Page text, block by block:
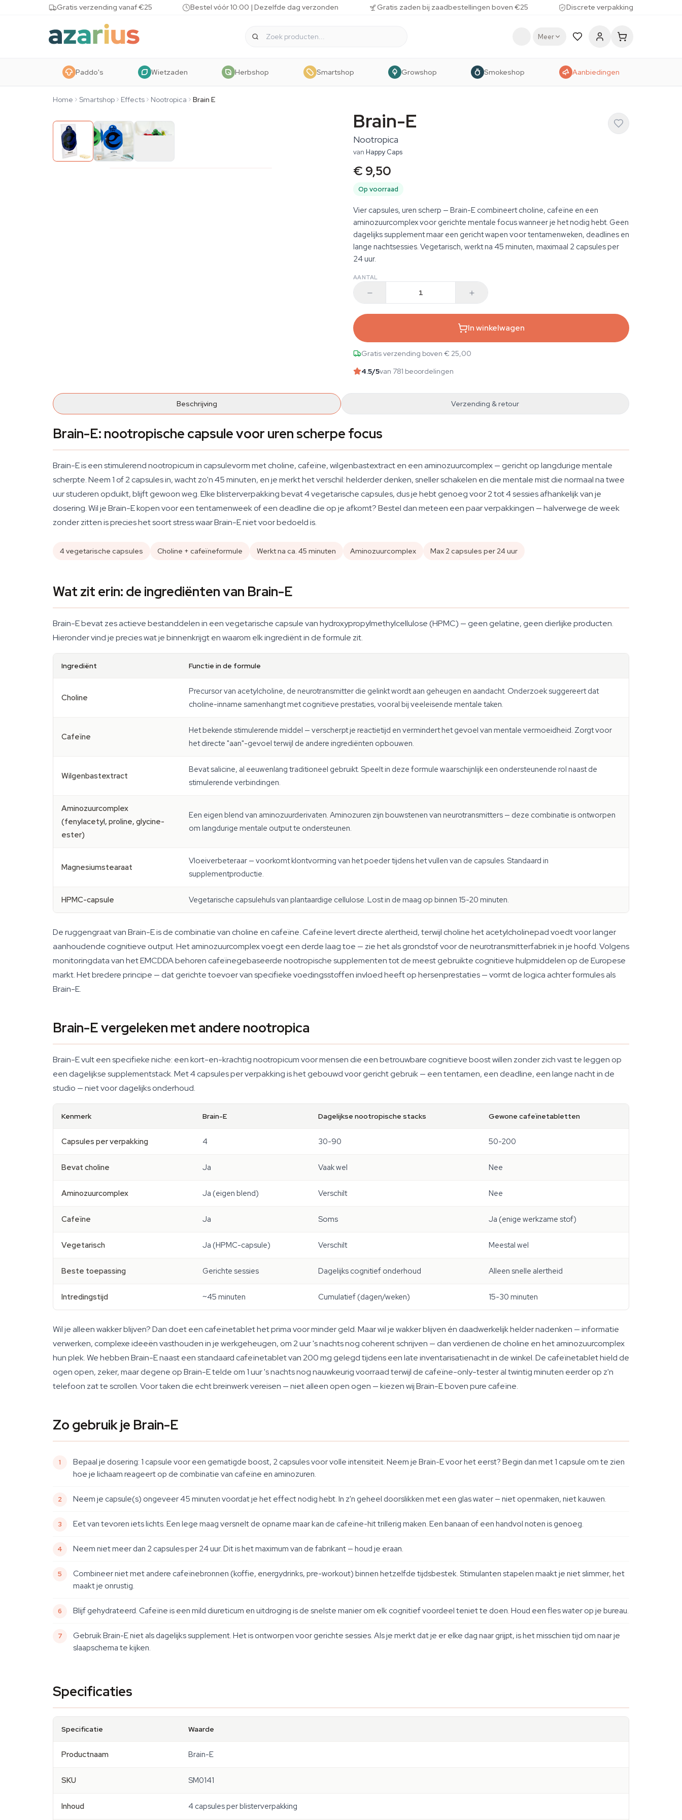
Skip to content Gratis verzending vanaf €25 Bestel vóór 10:00 | Dezelfde dag verzonden Gratis zaden bij zaadbestellingen boven €25 Discrete verpakking
Meer
Paddo's Wietzaden Herbshop Smartshop Growshop Smokeshop Aanbiedingen
Home Smartshop Effects Nootropica Brain E
Brain-E
Nootropica
van Happy Caps
€ 9,50
Op voorraad
Vier capsules, uren scherp — Brain-E combineert choline, cafeïne en een
aminozuurcomplex voor gerichte mentale focus wanneer je het nodig hebt. Geen
dagelijks supplement maar een gericht wapen voor tentamenweken, deadlines en
lange nachtsessies. Vegetarisch, werkt na 45 minuten, maximaal 2 capsules per
24 uur.
AANTAL
In winkelwagen
Gratis verzending boven € 25,00
4.5/5van 781 beoordelingen
Beschrijving Verzending & retour
Brain-E: nootropische capsule voor uren scherpe focus
Brain-E is een stimulerend nootropicum in capsulevorm met choline, cafeïne, wilgenbastextract en een aminozuurcomplex — gericht op langdurige mentale
scherpte. Neem 1 of 2 capsules in, wacht zo'n 45 minuten, en je merkt het verschil: helderder denken, sneller schakelen en die mentale mist die normaal na twee
uur studeren opduikt, blijft gewoon weg. Elke blisterverpakking bevat 4 vegetarische capsules, dus je hebt genoeg voor 2 tot 4 sessies afhankelijk van je
dosering. Wil je Brain-E kopen voor een tentamenweek of een deadline die op je afkomt? Bestel dan meteen een paar verpakkingen — halverwege de week
zonder zitten is precies het soort stress waar Brain-E niet voor bedoeld is.
4 vegetarische capsules Choline + cafeïneformule Werkt na ca. 45 minuten Aminozuurcomplex Max 2 capsules per 24 uur
Wat zit erin: de ingrediënten van Brain-E
Brain-E bevat zes actieve bestanddelen in een vegetarische capsule van hydroxypropylmethylcellulose (HPMC) — geen gelatine, geen dierlijke producten.
Hieronder vind je precies wat je binnenkrijgt en waarom elk ingrediënt in de formule zit.
Ingrediënt Functie in de formule
Choline
Precursor van acetylcholine, de neurotransmitter die gelinkt wordt aan geheugen en aandacht. Onderzoek suggereert dat
choline-inname samenhangt met cognitieve prestaties, vooral bij veeleisende mentale taken.
Cafeïne
Het bekende stimulerende middel — verscherpt je reactietijd en vermindert het gevoel van mentale vermoeidheid. Zorgt voor
het directe "aan"-gevoel terwijl de andere ingrediënten opbouwen.
Wilgenbastextract
Bevat salicine, al eeuwenlang traditioneel gebruikt. Speelt in deze formule waarschijnlijk een ondersteunende rol naast de
stimulerende verbindingen.
Aminozuurcomplex
(fenylacetyl, proline, glycine-
ester)
Een eigen blend van aminozuurderivaten. Aminozuren zijn bouwstenen van neurotransmitters — deze combinatie is ontworpen
om langdurige mentale output te ondersteunen.
Magnesiumstearaat
Vloeiverbeteraar — voorkomt klontvorming van het poeder tijdens het vullen van de capsules. Standaard in
supplementproductie.
HPMC-capsule Vegetarische capsulehuls van plantaardige cellulose. Lost in de maag op binnen 15-20 minuten.
De ruggengraat van Brain-E is de combinatie van choline en cafeïne. Cafeïne levert directe alertheid, terwijl choline het acetylcholinepad voedt voor langer
aanhoudende cognitieve output. Het aminozuurcomplex voegt een derde laag toe — zie het als grondstof voor de neurotransmitterfabriek in je hoofd. Volgens
monitoringdata van het EMCDDA behoren cafeïnegebaseerde nootropische supplementen tot de meest gebruikte cognitieve hulpmiddelen op de Europese
markt. Het bredere principe — dat gerichte toevoer van specifieke voedingsstoffen invloed heeft op hersenprestaties — vormt de logica achter formules als
Brain-E.
Brain-E vergeleken met andere nootropica
Brain-E vult een specifieke niche: een kort-en-krachtig nootropicum voor mensen die een betrouwbare cognitieve boost willen zonder zich vast te leggen op
een dagelijkse supplementstack. Met 4 capsules per verpakking is het gebouwd voor gericht gebruik — een tentamen, een deadline, een lange nacht in de
studio — niet voor dagelijks onderhoud.
Kenmerk Brain-E Dagelijkse nootropische stacks Gewone cafeïnetabletten
Capsules per verpakking 4 30-90 50-200
Bevat choline Ja Vaak wel Nee
Aminozuurcomplex Ja (eigen blend) Verschilt Nee
Cafeïne Ja Soms Ja (enige werkzame stof)
Vegetarisch Ja (HPMC-capsule) Verschilt Meestal wel
Beste toepassing Gerichte sessies Dagelijks cognitief onderhoud Alleen snelle alertheid
Intredingstijd ~45 minuten Cumulatief (dagen/weken) 15-30 minuten
Wil je alleen wakker blijven? Dan doet een cafeïnetablet het prima voor minder geld. Maar wil je wakker blijven én daadwerkelijk helder nadenken — informatie
verwerken, complexe ideeën vasthouden in je werkgeheugen, om 2 uur 's nachts nog coherent schrijven — dan verdienen de choline en het aminozuurcomplex
hun plek. We hebben Brain-E naast een standaard cafeïnetablet van 200 mg gelegd tijdens een late inventarisatienacht in de winkel. De cafeïnetablet hield de
ogen open, zeker, maar degene op Brain-E telde om 1 uur 's nachts nog nauwkeurig voorraad terwijl de cafeïne-only-tester al twintig minuten eerder op z'n
telefoon zat te scrollen. Voor taken die echt breinwerk vereisen — niet alleen open ogen — kiezen wij Brain-E boven pure cafeïne.
Zo gebruik je Brain-E
Bepaal je dosering: 1 capsule voor een gematigde boost, 2 capsules voor volle intensiteit. Neem je Brain-E voor het eerst? Begin dan met 1 capsule om te zien
hoe je lichaam reageert op de combinatie van cafeïne en aminozuren.
Neem je capsule(s) ongeveer 45 minuten voordat je het effect nodig hebt. In z'n geheel doorslikken met een glas water — niet openmaken, niet kauwen.
Eet van tevoren iets lichts. Een lege maag versnelt de opname maar kan de cafeïne-hit trillerig maken. Een banaan of een handvol noten is genoeg.
Neem niet meer dan 2 capsules per 24 uur. Dit is het maximum van de fabrikant — houd je eraan.
Combineer niet met andere cafeïnebronnen (koffie, energydrinks, pre-workout) binnen hetzelfde tijdsbestek. Stimulanten stapelen maakt je niet slimmer, het
maakt je onrustig.
Blijf gehydrateerd. Cafeïne is een mild diureticum en uitdroging is de snelste manier om elk cognitief voordeel teniet te doen. Houd een fles water op je bureau.
Gebruik Brain-E niet als dagelijks supplement. Het is ontworpen voor gerichte sessies. Als je merkt dat je er elke dag naar grijpt, is het misschien tijd om naar je
slaapschema te kijken.
Specificaties
Specificatie Waarde
Productnaam Brain-E
SKU SM0141
Inhoud 4 capsules per blisterverpakking